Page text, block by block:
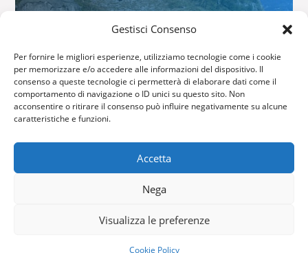
Gestisci Consenso
Per fornire le migliori esperienze, utilizziamo tecnologie come i cookie
per memorizzare e/o accedere alle informazioni del dispositivo. Il
consenso a queste tecnologie ci permetterà di elaborare dati come il
comportamento di navigazione o ID unici su questo sito. Non
acconsentire o ritirare il consenso può influire negativamente su alcune
caratteristiche e funzioni.
Accetta
Nega
Visualizza le preferenze
Cookie Policy
$
GRIANTE CADENABBIA
Via Brentano, 6 – 22011 Griante
Tel: (+39) 0344 40416
info@comune.griante.co.it